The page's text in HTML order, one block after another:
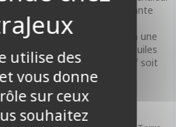
• avoir au moins 4 badges Plante
Espace.
3 tuiles sur ou adjacentes à une
placer un cube doré sur les tuiles
jusqu'à ce que cet objectif soit
Animal et Microbe
utilise des
vous donne
sur ceux
souhaitez